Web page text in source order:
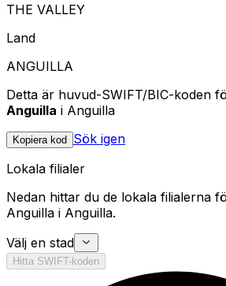
THE VALLEY
Land
ANGUILLA
Detta är huvud-SWIFT/BIC-koden
Anguilla i Anguilla
Kopiera kod
Sök igen
Lokala filialer
Nedan hittar du de lokala filialerna
Anguilla i Anguilla.
Välj en stad
Hitta SWIFT-koden